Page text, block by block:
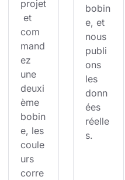
projet
et
com
mand
ez
une
deuxi
ème
bobin
e, les
coule
urs
corre
bobin
e, et
nous
publi
ons
les
donn
ées
réelle
s.